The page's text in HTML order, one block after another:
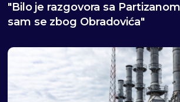
"Bilo je razgovora sa
sam se zbog Obradovića"